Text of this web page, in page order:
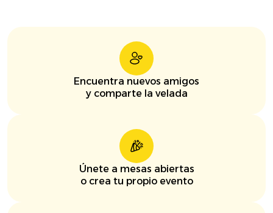
Encuentra nuevos amigos
y comparte la velada
Únete a mesas abiertas
o crea tu propio evento